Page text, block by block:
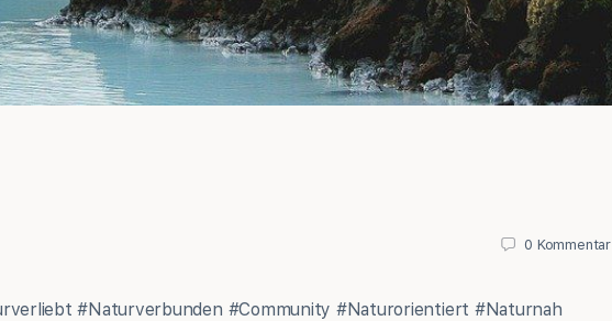
0 Kommentar
#Naturverbunden #Community #Naturorientiert #Naturnah